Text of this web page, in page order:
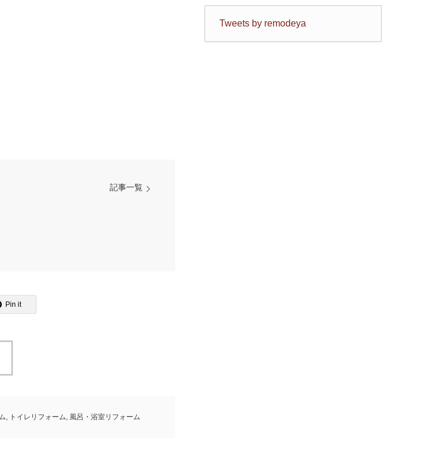
記事一覧
Pin it
, トイレリフォーム, 風呂・浴室リフォーム
Tweets by remodeya